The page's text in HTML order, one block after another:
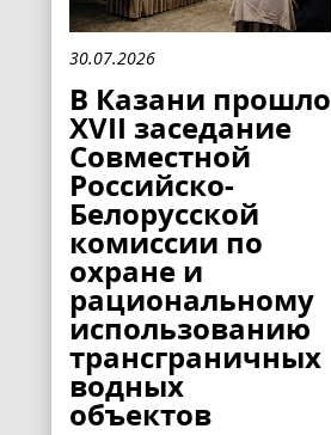
30.07.2026
В Казани прошло
XVII заседание
Совместной
Российско-
Белорусской
комиссии по
охране и
рациональному
использованию
трансграничных
водных
объектов